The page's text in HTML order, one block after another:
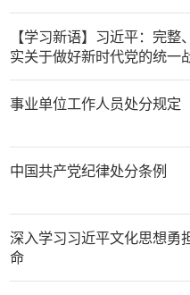
【学习新语】习近平：完
实关于做好新时代党的统一
事业单位工作人员处分规定
中国共产党纪律处分条例
深入学习习近平文化思想勇
命